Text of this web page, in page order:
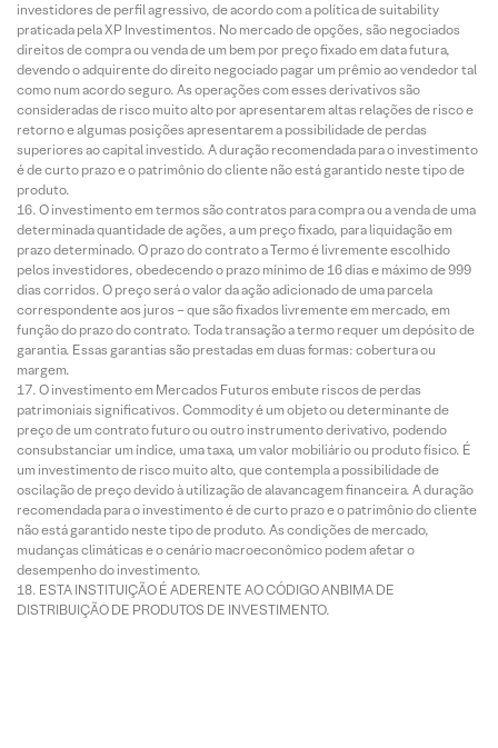
investidores de perfil agressivo, de acordo com a política de suitability
praticada pela XP Investimentos. No mercado de opções, são negociados
direitos de compra ou venda de um bem por preço fixado em data futura,
devendo o adquirente do direito negociado pagar um prêmio ao vendedor tal
como num acordo seguro. As operações com esses derivativos são
consideradas de risco muito alto por apresentarem altas relações de risco e
retorno e algumas posições apresentarem a possibilidade de perdas
superiores ao capital investido. A duração recomendada para o investimento
é de curto prazo e o patrimônio do cliente não está garantido neste tipo de
produto.
O investimento em termos são contratos para compra ou a venda de uma
determinada quantidade de ações, a um preço fixado, para liquidação em
prazo determinado. O prazo do contrato a Termo é livremente escolhido
pelos investidores, obedecendo o prazo mínimo de 16 dias e máximo de 999
dias corridos. O preço será o valor da ação adicionado de uma parcela
correspondente aos juros – que são fixados livremente em mercado, em
função do prazo do contrato. Toda transação a termo requer um depósito de
garantia. Essas garantias são prestadas em duas formas: cobertura ou
margem.
O investimento em Mercados Futuros embute riscos de perdas
patrimoniais significativos. Commodity é um objeto ou determinante de
preço de um contrato futuro ou outro instrumento derivativo, podendo
consubstanciar um índice, uma taxa, um valor mobiliário ou produto físico. É
um investimento de risco muito alto, que contempla a possibilidade de
oscilação de preço devido à utilização de alavancagem financeira. A duração
recomendada para o investimento é de curto prazo e o patrimônio do cliente
não está garantido neste tipo de produto. As condições de mercado,
mudanças climáticas e o cenário macroeconômico podem afetar o
desempenho do investimento.
ESTA INSTITUIÇÃO É ADERENTE AO CÓDIGO ANBIMA DE
DISTRIBUIÇÃO DE PRODUTOS DE INVESTIMENTO.